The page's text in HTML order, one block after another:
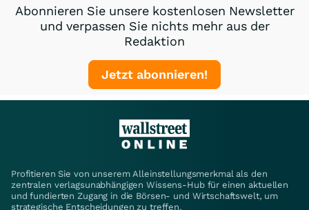
Abonnieren Sie unsere kostenlosen Newsletter
und verpassen Sie nichts mehr aus der
Redaktion
Jetzt abonnieren!
Profitieren Sie von unserem Alleinstellungsmerkmal als den
zentralen verlagsunabhängigen Wissens-Hub für einen aktuellen
und fundierten Zugang in die Börsen- und Wirtschaftswelt, um
strategische Entscheidungen zu treffen.